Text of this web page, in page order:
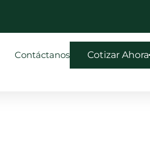
Contáctanos Cotizar Ahora